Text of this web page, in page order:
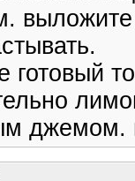
готовый
джемом.